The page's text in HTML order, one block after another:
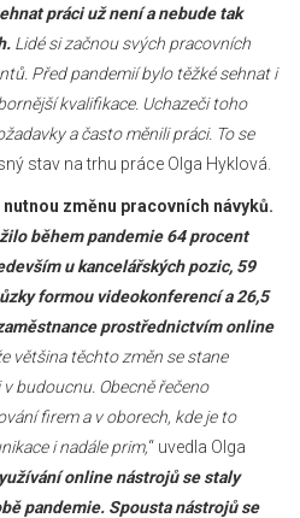
práci už není a nebude tak
Lidé si začnou svých pracovních
Před pandemií bylo těžké sehnat i
kvalifikace. Uchazeči toho
a často měnili práci. To se
stav na trhu práce Olga Hyklová.
změnu pracovních návyků.
během pandemie 64 procent
u kancelářských pozic, 59
formou videokonferencí a 26,5
prostřednictvím online
většina těchto změn se stane
budoucnu. Obecně řečeno
firem a v oborech, kde je to
i nadále prim,“ uvedla Olga
online nástrojů se staly
pandemie. Spousta nástrojů se